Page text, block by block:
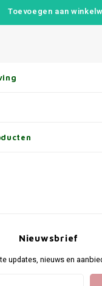
Toevoegen aan
Nieuwsbrief
updates, nieuws en